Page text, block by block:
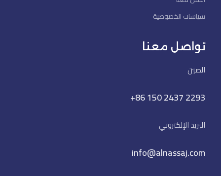
سياسات الخصوصية
تواصل معنا
الصين
+86 150 2437 2293
البريد الإلكتروني
info@alnassaj.com